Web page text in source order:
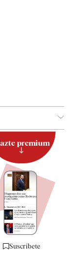
premium
Suscríbete